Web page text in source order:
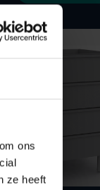
ons
ze heeft